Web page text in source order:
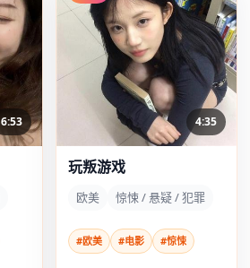
6:53 4:35
玩叛游戏
欧美 惊悚 / 悬疑 / 犯罪
#欧美 #电影 #惊悚